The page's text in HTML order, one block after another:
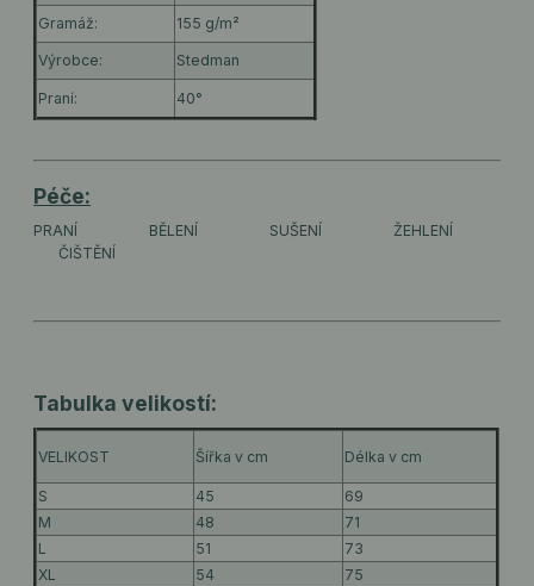
Gramáž: 155 g/m²
Výrobce: Stedman
Praní: 40°
Péče:
PRANÍ BĚLENÍ SUŠENÍ
ŽEHLENÍ
ČIŠTĚNÍ
Tabulka velikostí:
VELIKOST Šířka v cm Délka v cm
S 45
69
M
48
71
L
51
73
XL
54
75